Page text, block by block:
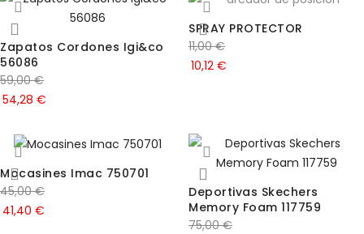
Zapatos Cordones Igi&co
56086
59,00€
54,28 €
SPRAY PROTECTOR
11,00€
10,12 €
Mocasines Imac 750701
45,00€
41,40 €
Deportivas Skechers
Memory Foam 117759
75,00€